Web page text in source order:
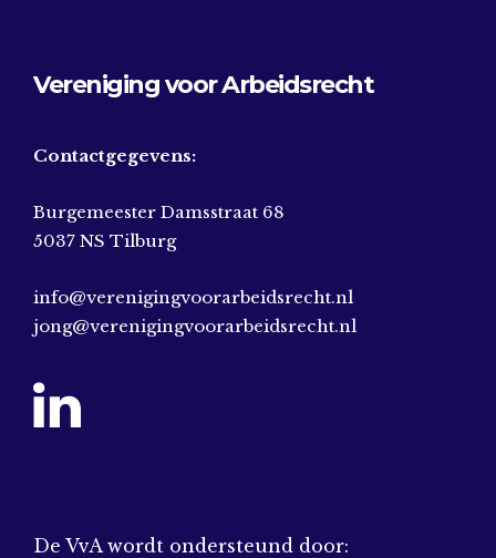
Vereniging voor Arbeidsrecht
Contactgegevens:
Burgemeester Damsstraat 68
5037 NS Tilburg
info@verenigingvoorarbeidsrecht.nl
jong@verenigingvoorarbeidsrecht.nl
De VvA wordt ondersteund door: